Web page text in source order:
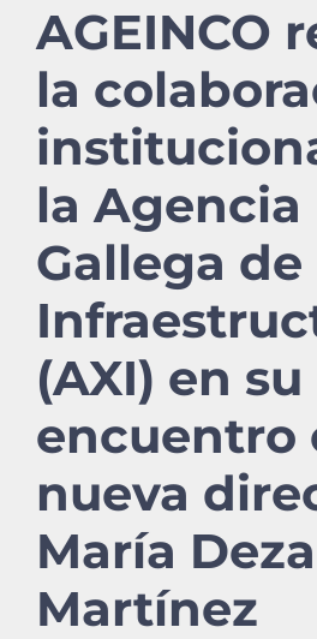
AGEINCO
la
la Agencia
Gallega de
(AXI) en
encuentro
nueva
María Deza
Martínez